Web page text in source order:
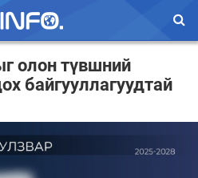
олон түвшний
байгууллагуудтай